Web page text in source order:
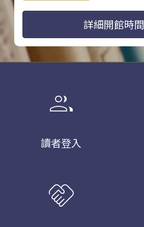
詳細開館時間
group
讀者登入
handshake